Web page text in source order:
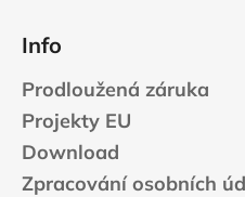
Info
Prodloužená záruka
Projekty EU
Download
Zpracování osobních